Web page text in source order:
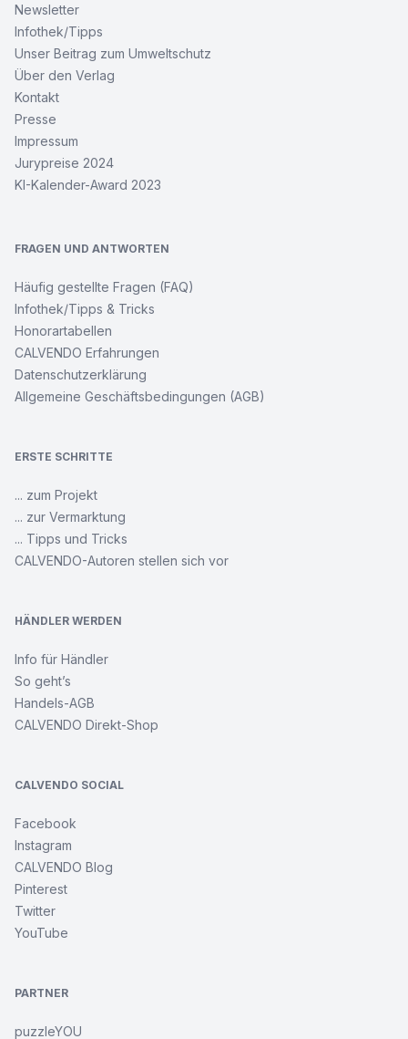
Newsletter
Infothek/Tipps
Unser Beitrag zum Umweltschutz
Über den Verlag
Kontakt
Presse
Impressum
Jurypreise 2024
KI-Kalender-Award 2023
FRAGEN UND ANTWORTEN
Häufig gestellte Fragen (FAQ)
Infothek/Tipps & Tricks
Honorartabellen
CALVENDO Erfahrungen
Datenschutzerklärung
Allgemeine Geschäftsbedingungen (AGB)
ERSTE SCHRITTE
... zum Projekt
... zur Vermarktung
... Tipps und Tricks
CALVENDO-Autoren stellen sich vor
HÄNDLER WERDEN
Info für Händler
So geht’s
Handels-AGB
CALVENDO Direkt-Shop
CALVENDO SOCIAL
Facebook
Instagram
CALVENDO Blog
Pinterest
Twitter
YouTube
PARTNER
puzzleYOU